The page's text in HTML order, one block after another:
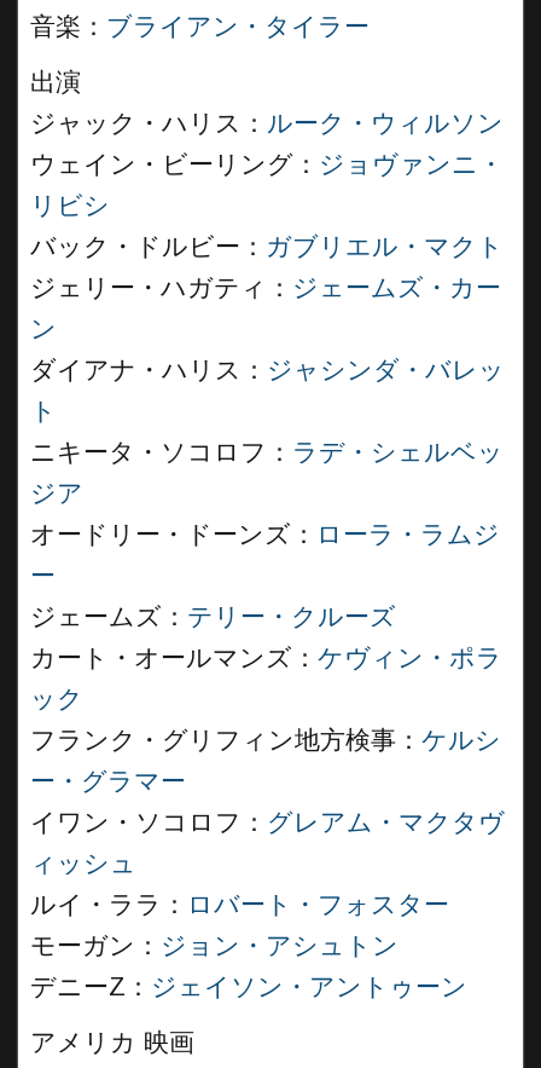
音楽： ブライアン・タイラー
出演
ジャック・ハリス： ルーク・ウィルソン
ウェイン・ビーリング： ジョヴァンニ・
リビシ
バック・ドルビー： ガブリエル・マクト
ジェリー・ハガティ： ジェームズ・カー
ン
ダイアナ・ハリス： ジャシンダ・バレッ
ト
ニキータ・ソコロフ： ラデ・シェルベッ
ジア
オードリー・ドーンズ： ローラ・ラムジ
ー
ジェームズ： テリー・クルーズ
カート・オールマンズ： ケヴィン・ポラ
ック
フランク・グリフィン地方検事： ケルシ
ー・グラマー
イワン・ソコロフ： グレアム・マクタヴ
ィッシュ
ルイ・ララ： ロバート・フォスター
モーガン： ジョン・アシュトン
デニーZ： ジェイソン・アントゥーン
アメリカ 映画